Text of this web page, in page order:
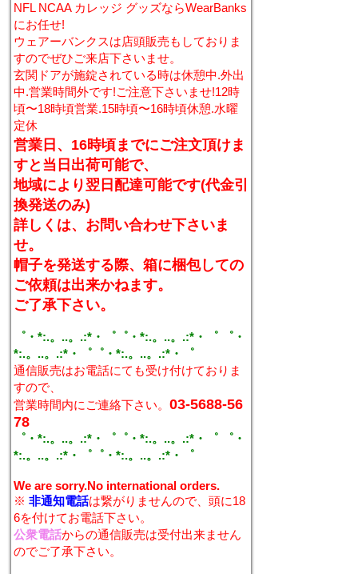
NFL NCAA カレッジ グッズならWearBanks
にお任せ!
ウェアーバンクスは店頭販売もしておりま
すのでぜひご来店下さいませ。
玄関ドアが施錠されている時は休憩中.外出
中.営業時間外です!ご注意下さいませ!12時
頃〜18時頃営業.15時頃〜16時頃休憩.水曜
定休
営業日、16時頃までにご注文頂けま
すと当日出荷可能で、
地域により翌日配達可能です(代金引
換発送のみ)
詳しくは、お問い合わせ下さいま
せ。
帽子を発送する際、箱に梱包しての
ご依頼は出来かねます。
ご了承下さい。
゜・*:.。..。.:*・゜゜・*:.。..。.:*・゜ ゜・
*:.。..。.:*・゜゜・*:.。..。.:*・゜
通信販売はお電話にても受け付けておりま
すので、
営業時間内にご連絡下さい。03-5688-56
78
゜・*:.。..。.:*・゜゜・*:.。..。.:*・゜ ゜・
*:.。..。.:*・゜゜・*:.。..。.:*・゜
We are sorry.No international orders.
※ 非通知電話は繋がりませんので、頭に18
6を付けてお電話下さい。
公衆電話からの通信販売は受付出来ません
のでご了承下さい。